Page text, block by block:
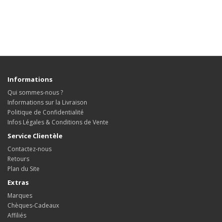
Informations
Qui sommes-nous ?
Informations sur la Livraison
Politique de Confidentialité
Infos Légales & Conditions de Vente
Service Clientèle
Contactez-nous
Retours
Plan du Site
Extras
Marques
Chèques-Cadeaux
Affiliés